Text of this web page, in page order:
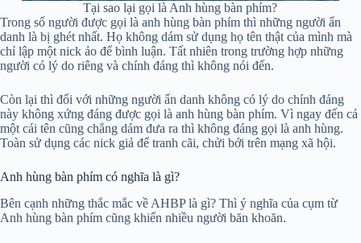
Tại sao lại gọi là Anh hùng bàn phím?
Trong số người được gọi là anh hùng bàn phím thì những người ẩn
danh là bị ghét nhất. Họ không dám sử dụng họ tên thật của mình mà
chỉ lập một nick ảo để bình luận. Tất nhiên trong trường hợp những
người có lý do riêng và chính đáng thì không nói đến.
Còn lại thì đối với những người ẩn danh không có lý do chính đáng
này không xứng đáng được gọi là anh hùng bàn phím. Vì ngay đến cả
một cái tên cũng chẳng dám đưa ra thì không đáng gọi là anh hùng.
Toàn sử dụng các nick giả để tranh cãi, chửi bới trên mạng xã hội.
Anh hùng bàn phím có nghĩa là gì?
Bên cạnh những thắc mắc về AHBP là gì? Thì ý nghĩa của cụm từ
Anh hùng bàn phím cũng khiến nhiều người băn khoăn.